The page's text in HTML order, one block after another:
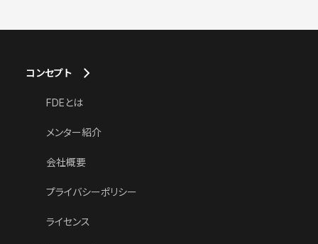
コンセプト
FDEとは
メンター紹介
会社概要
プライバシーポリシー
ライセンス